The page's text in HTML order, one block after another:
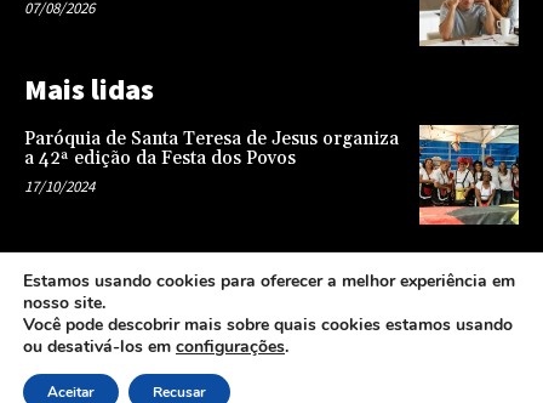
07/08/2026
Mais lidas
Paróquia de Santa Teresa de Jesus organiza
a 42ª edição da Festa dos Povos
17/10/2024
Representatividade na infância: o papel da
escola na formação de uma sociedade mais
justa e equitativa
26/04/2024
Estamos usando cookies para oferecer a melhor experiência em
nosso site.
Você pode descobrir mais sobre quais cookies estamos usando
ou desativá-los em configurações.
Aceitar Recusar